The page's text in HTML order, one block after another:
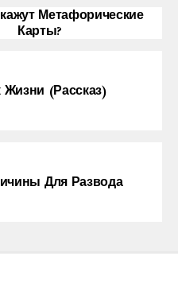
Метафорические
Карты?
Жизни (рассказ)
Для Развода